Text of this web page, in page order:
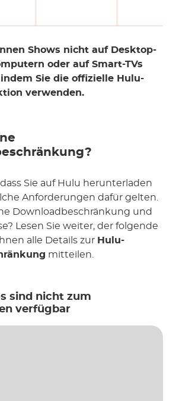
Shows nicht auf Desktop-
oder auf Smart-TVs
Sie die offizielle Hulu-
verwenden.
Sie auf Hulu herunterladen
Anforderungen dafür gelten.
Downloadbeschränkung und
Lesen Sie weiter, der folgende
alle Details zur Hulu-
mitteilen.
sind nicht zum
verfügbar